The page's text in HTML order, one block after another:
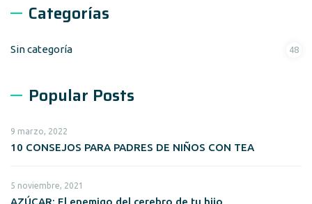
Categorías
Sin categoría 48
Popular Posts
9 marzo, 2022
10 CONSEJOS PARA PADRES DE NIÑOS CON TEA
5 noviembre, 2021